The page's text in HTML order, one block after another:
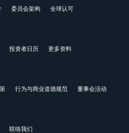
委员会架构 全球认可
投资者日历 更多资料
行为与商业道德规范 董事会活动
联络我们